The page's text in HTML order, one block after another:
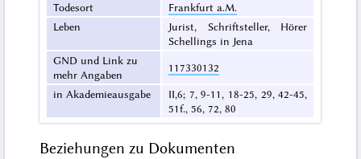
Todesort
Frankfurt a.M.
Leben
Jurist, Schriftsteller, Hörer
Schellings in Jena
GND und Link zu
mehr Angaben
117330132
in Akademieausgabe
II,6; 7, 9-11, 18-25, 29, 42-45,
51f., 56, 72, 80
Beziehungen zu Dokumenten